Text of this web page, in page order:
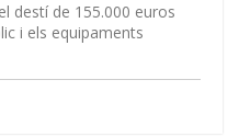
destí de 155.000 euros
i els equipaments